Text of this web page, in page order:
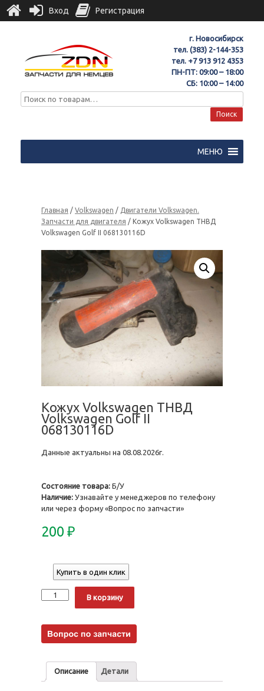
г. Новосибирск
тел. (383) 2-144-353
тел. +7 913 912 4353
ПН-ПТ: 09:00 – 18:00
СБ: 10:00 – 14:00
Поиск
МЕНЮ
Главная / Volkswagen / Двигатели Volkswagen.
Запчасти для двигателя / Кожух Volkswagen ТНВД
Volkswagen Golf II 068130116D
Кожух Volkswagen ТНВД
Volkswagen Golf II
068130116D
Данные актуальны на 08.08.2026г.
Состояние товара: Б/У
Наличие: Узнавайте у менеджеров по телефону
или через форму «Вопрос по запчасти»
200 ₽
Купить в один клик
Количество
В корзину
Описание Детали
Вход Регистрация